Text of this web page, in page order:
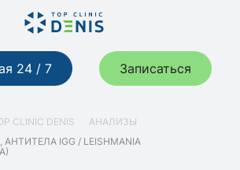
24 / 7 Записаться
CLINIC DENIS
АНАЛИЗЫ
IGG / LEISHMANIA